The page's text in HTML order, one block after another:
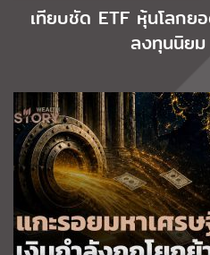
เทียบชัด ETF หุ้นโลก
ลงทุนนิยม